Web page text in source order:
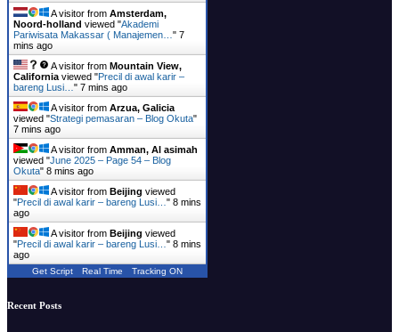
A visitor from Amsterdam,
Noord-holland viewed "Akademi
Pariwisata Makassar ( Manajemen… " 7
mins ago
A visitor from Mountain View,
California viewed "Precil di awal karir –
bareng Lusi… " 7 mins ago
A visitor from Arzua, Galicia
viewed "Strategi pemasaran – Blog Okuta"
7 mins ago
A visitor from Amman, Al asimah
viewed "June 2025 – Page 54 – Blog
Okuta" 8 mins ago
A visitor from Beijing viewed
"Precil di awal karir – bareng Lusi… " 8 mins
ago
A visitor from Beijing viewed
"Precil di awal karir – bareng Lusi… " 8 mins
ago
Get Script Real Time Tracking ON
Recent Posts